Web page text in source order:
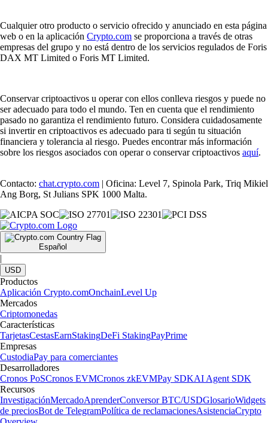
Cualquier otro producto o servicio ofrecido y anunciado en esta página
web o en la aplicación Crypto.com se proporciona a través de otras
empresas del grupo y no está dentro de los servicios regulados de Foris
DAX MT Limited o Foris MT Limited.
Conservar criptoactivos u operar con ellos conlleva riesgos y puede no
ser adecuado para todo el mundo. Ten en cuenta que el rendimiento
pasado no garantiza el rendimiento futuro. Considera cuidadosamente
si invertir en criptoactivos es adecuado para ti según tu situación
financiera y tolerancia al riesgo. Puedes encontrar más información
sobre los riesgos asociados con operar o conservar criptoactivos aquí.
Contacto: chat.crypto.com | Oficina: Level 7, Spinola Park, Triq Mikiel
Ang Borg, St Julians SPK 1000 Malta.
Español
|
USD
Productos
Aplicación Crypto.comOnchainLevel Up
Mercados
Criptomonedas
Características
TarjetasCestasEarnStakingDeFi StakingPayPrime
Empresas
CustodiaPay para comerciantes
Desarrolladores
Cronos PoSCronos EVMCronos zkEVMPay SDKAI Agent SDK
Recursos
InvestigaciónMercadoAprenderConversor BTC/USDGlosarioWidgets
de preciosBot de TelegramPolítica de reclamacionesAsistenciaCrypto